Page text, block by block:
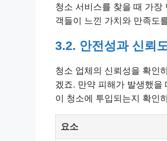
청소 서비스를 찾을 때 가장
객들이 느낀 가치와 만족도
3.2. 안전성과 신뢰
청소 업체의 신뢰성을 확인
겠죠. 만약 피해가 발생했
이 청소에 투입되는지 확인
요소